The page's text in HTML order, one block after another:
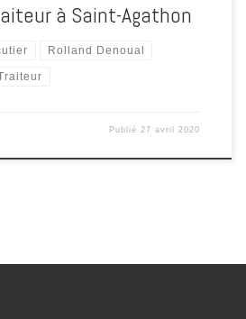
à Saint-Agathon
Rolland Denoual
Publié27 avril 2020